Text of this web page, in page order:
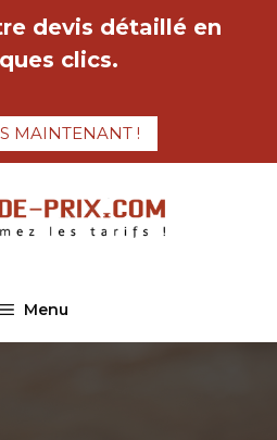
devis détaillé en
clics.
MAINTENANT !
Menu